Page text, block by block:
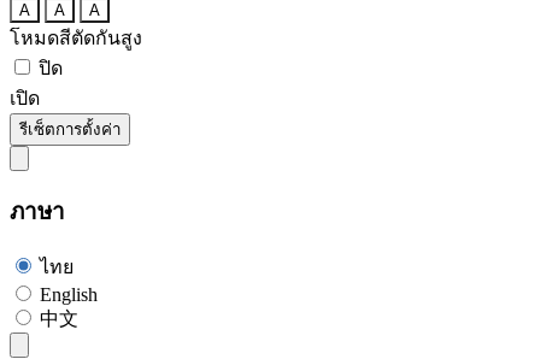
A A A
โหมดสีตัดกันสูง
ปิด
เปิด
รีเซ็ตการตั้งค่า
ภาษา
ไทย
English
中文